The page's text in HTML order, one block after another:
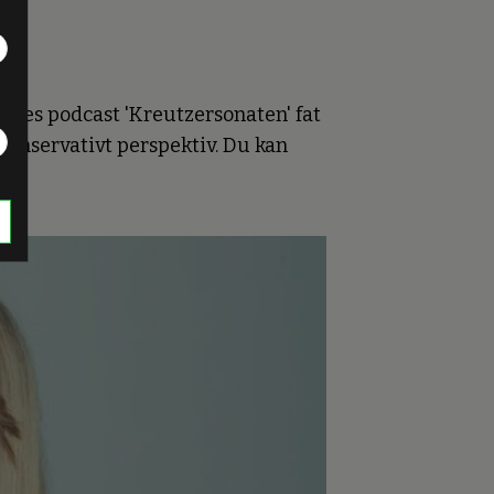
podcast 'Kreutzersonaten' fat
perspektiv. Du kan